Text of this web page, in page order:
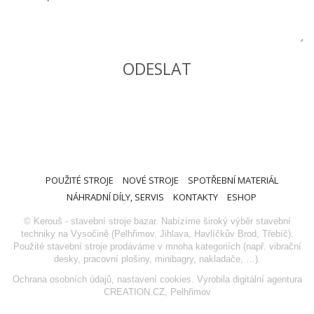
POUŽITÉ STROJE NOVÉ STROJE
SPOTŘEBNÍ MATERIÁL
NÁHRADNÍ DÍLY, SERVIS
KONTAKTY ESHOP
© Kerouš - stavební stroje bazar. Nabízíme široký výběr stavební
techniky na Vysočině (Pelhřimov, Jihlava, Havlíčkův Brod, Třebíč).
Použité stavební stroje prodáváme v mnoha kategoriích (např. vibrační
desky, pracovní plošiny, minibagry, nakladače, …).
Ochrana osobních údajů, nastavení cookies . Vyrobila digitální agentura
CREATION.CZ
Pelhřimov